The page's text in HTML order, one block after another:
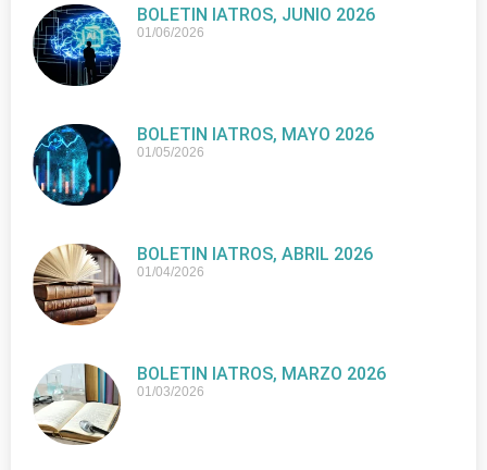
BOLETIN IATROS, JUNIO 2026
01/06/2026
BOLETIN IATROS, MAYO 2026
01/05/2026
BOLETIN IATROS, ABRIL 2026
01/04/2026
BOLETIN IATROS, MARZO 2026
01/03/2026